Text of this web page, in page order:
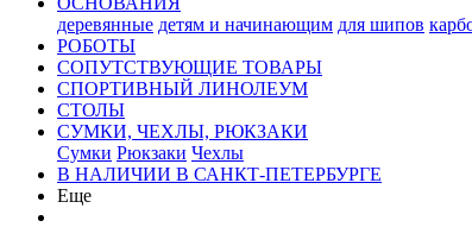
деревянные детям и начинающим для шипов
РОБОТЫ
СОПУТСТВУЮЩИЕ ТОВАРЫ
СПОРТИВНЫЙ ЛИНОЛЕУМ
СТОЛЫ
СУМКИ, ЧЕХЛЫ, РЮКЗАКИ
Сумки Рюкзаки Чехлы
В НАЛИЧИИ В САНКТ-ПЕТЕРБУРГЕ
Еще